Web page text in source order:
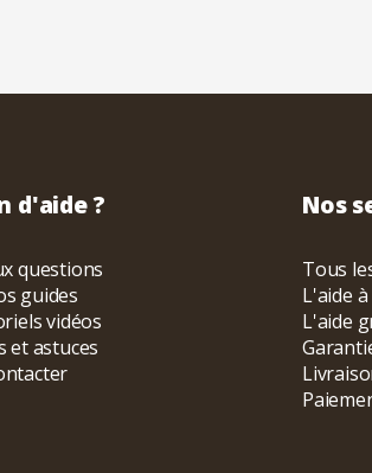
d'aide ?
questions
guides
vidéos
et astuces
Nos
Tous
L'aide
L'aide